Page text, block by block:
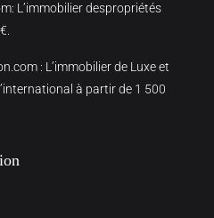
: L’immobilier despropriétés
: L’immobilier de Luxe et
à partir de 1 500